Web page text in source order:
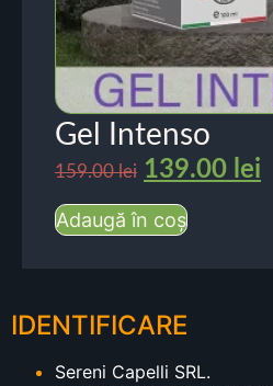
Gel Intenso
159.00lei 139.00 lei
Adaugă în coș
IDENTIFICARE
Sereni Capelli SRL.